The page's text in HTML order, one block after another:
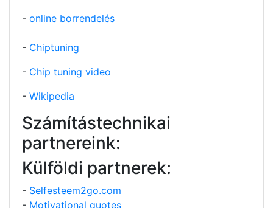
- online borrendelés
- Chiptuning
- Chip tuning video
- Wikipedia
Számítástechnikai
partnereink:
Külföldi partnerek:
- Selfesteem2go.com
- Motivational quotes